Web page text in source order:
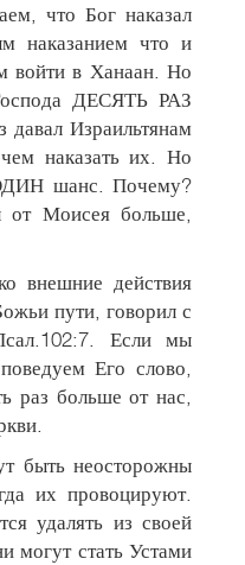
что Бог наказал
наказанием что и
войти в Ханаан. Но
ДЕСЯТЬ РАЗ
давал Израильтянам
наказать их. Но
шанс. Почему?
Моисея больше,
внешние действия
пути, говорил с
Если мы
Его слово,
раз больше от нас,
быть неосторожны
их провоцируют.
удалять из своей
могут стать Устами